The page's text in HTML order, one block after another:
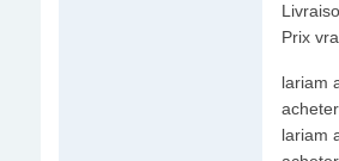
Prix
lariam
lariam